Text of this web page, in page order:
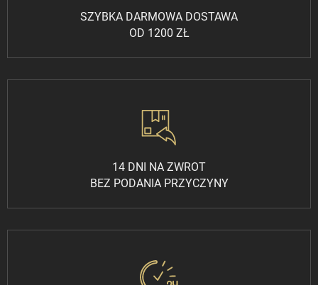
SZYBKA DARMOWA DOSTAWA
OD 1200 ZŁ
14 DNI NA ZWROT
BEZ PODANIA PRZYCZYNY